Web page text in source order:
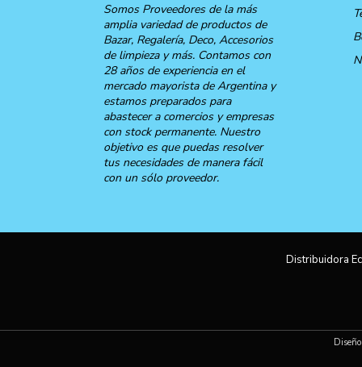
Somos Proveedores de la más
amplia variedad de productos de
Bazar, Regalería, Deco, Accesorios
de limpieza y más. Contamos con
28 años de experiencia en el
mercado mayorista de Argentina y
estamos preparados para
abastecer a comercios y empresas
con stock permanente. Nuestro
objetivo es que puedas resolver
tus necesidades de manera fácil
con un sólo proveedor.
Distribuidora